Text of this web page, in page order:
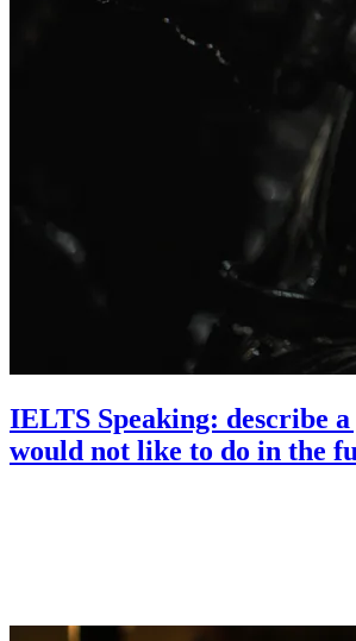
IELTS Speaking: describe
would not like to do in the